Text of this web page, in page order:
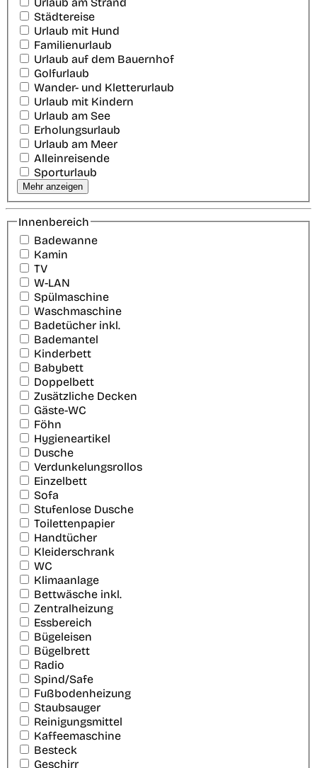
Städtereise
Urlaub mit Hund
Familienurlaub
Urlaub auf dem Bauernhof
Golfurlaub
Wander- und Kletterurlaub
Urlaub mit Kindern
Urlaub am See
Erholungsurlaub
Urlaub am Meer
Alleinreisende
Sporturlaub
Mehr anzeigen
Innenbereich
Badewanne
Kamin
TV
W-LAN
Spülmaschine
Waschmaschine
Badetücher inkl.
Bademantel
Kinderbett
Babybett
Doppelbett
Zusätzliche Decken
Gäste-WC
Föhn
Hygieneartikel
Dusche
Verdunkelungsrollos
Einzelbett
Sofa
Stufenlose Dusche
Toilettenpapier
Handtücher
Kleiderschrank
WC
Klimaanlage
Bettwäsche inkl.
Zentralheizung
Essbereich
Bügeleisen
Bügelbrett
Radio
Spind/Safe
Fußbodenheizung
Staubsauger
Reinigungsmittel
Kaffeemaschine
Besteck
Geschirr